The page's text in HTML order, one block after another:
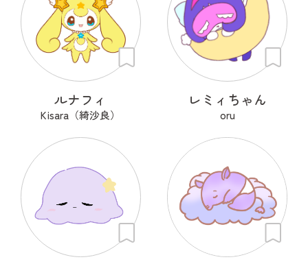
ルナフィ
Kisara（綺沙良）
レミィちゃん
oru